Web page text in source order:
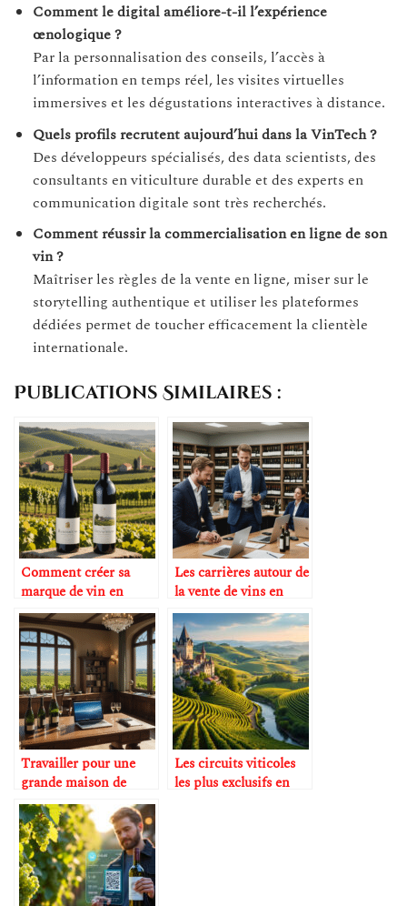
Comment le digital améliore-t-il l’expérience
œnologique ?
Par la personnalisation des conseils, l’accès à
l’information en temps réel, les visites virtuelles
immersives et les dégustations interactives à distance.
Quels profils recrutent aujourd’hui dans la VinTech ?
Des développeurs spécialisés, des data scientists, des
consultants en viticulture durable et des experts en
communication digitale sont très recherchés.
Comment réussir la commercialisation en ligne de son
vin ?
Maîtriser les règles de la vente en ligne, miser sur le
storytelling authentique et utiliser les plateformes
dédiées permet de toucher efficacement la clientèle
internationale.
Publications Similaires :
Comment créer sa
marque de vin en
auto-entrepreneur
Les carrières autour de
la vente de vins en
ligne
Travailler pour une
grande maison de
champagne
Les circuits viticoles
les plus exclusifs en